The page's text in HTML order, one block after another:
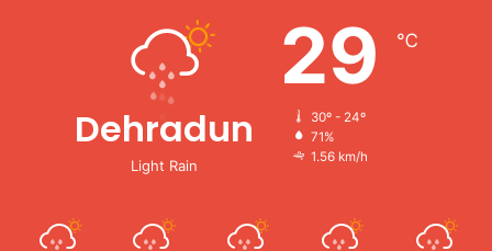
Dehradun
Light Rain
29 ℃
30º - 24º
71%
1.56 km/h